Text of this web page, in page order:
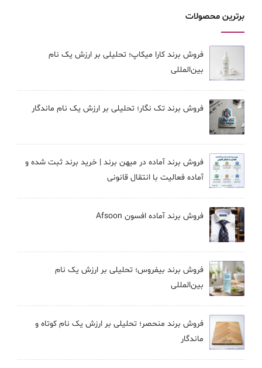
برترین محصولات
فروش برند کارا ميكاپ؛ تحلیلی بر ارزش یک نام
بین‌المللی
فروش برند تک نگار؛ تحلیلی بر ارزش یک نام ماندگار
فروش برند آماده در میهن برند | خرید برند ثبت شده و
آماده فعالیت با انتقال قانونی
فروش برند آماده افسون Afsoon
فروش برند بيفروس؛ تحلیلی بر ارزش یک نام
بین‌المللی
فروش برند منحصر؛ تحلیلی بر ارزش یک نام کوتاه و
ماندگار